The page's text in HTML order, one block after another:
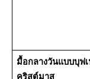
มื้อกลางวันแบบบุฟ
คริสต์มาส